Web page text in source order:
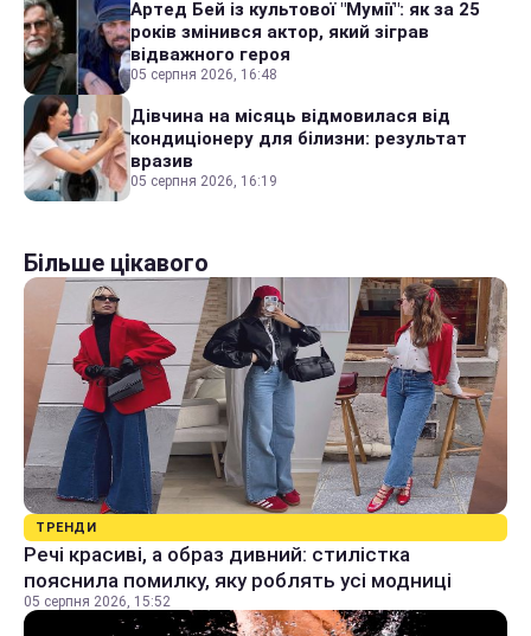
Артед Бей із культової "Мумії": як за 25
років змінився актор, який зіграв
відважного героя
05 серпня 2026, 16:48
Дівчина на місяць відмовилася від
кондиціонеру для білизни: результат
вразив
05 серпня 2026, 16:19
Більше цікавого
ТРЕНДИ
Речі красиві, а образ дивний: стилістка
пояснила помилку, яку роблять усі модниці
05 серпня 2026, 15:52